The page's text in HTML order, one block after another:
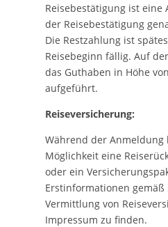
Reisebestätigung ist eine
der Reisebestätigung
Die Restzahlung ist
Reisebeginn fällig. Auf
das Guthaben in Höhe
aufgeführt.
Reiseversicherung:
Während der Anmeldung
Möglichkeit eine
oder ein
Erstinformationen gemäß
Vermittlung von
Impressum zu finden.